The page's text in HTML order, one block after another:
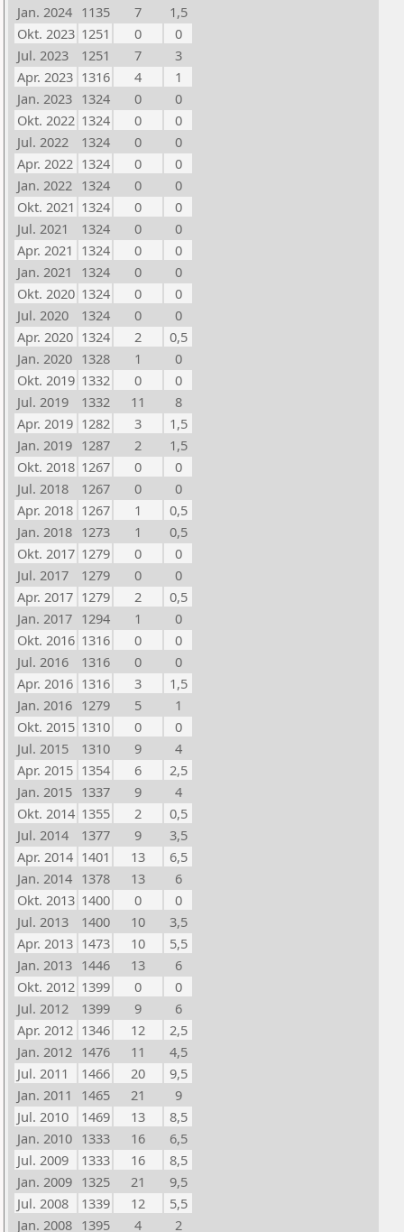
Jan. 2024 1135 7
1,5
Okt. 2023 1251 0
0
Jul. 2023
1251 7
3
Apr. 2023 1316 4
1
Jan. 2023 1324 0
0
Okt. 2022 1324 0
0
Jul. 2022
1324 0
0
Apr. 2022 1324 0
0
Jan. 2022 1324 0
0
Okt. 2021 1324 0
0
Jul. 2021
1324 0
0
Apr. 2021 1324 0
0
Jan. 2021
1324 0
0
Okt. 2020 1324 0
0
Jul. 2020
1324 0
0
Apr. 2020 1324 2
0,5
Jan. 2020 1328 1
0
Okt. 2019 1332 0
0
Jul. 2019
1332 11
8
Apr. 2019 1282 3
1,5
Jan. 2019 1287 2
1,5
Okt. 2018 1267 0
0
Jul. 2018
1267 0
0
Apr. 2018 1267 1
0,5
Jan. 2018 1273 1
0,5
Okt. 2017 1279 0
0
Jul. 2017
1279 0
0
Apr. 2017 1279 2
0,5
Jan. 2017 1294 1
0
Okt. 2016 1316 0
0
Jul. 2016
1316 0
0
Apr. 2016 1316 3
1,5
Jan. 2016 1279 5
1
Okt. 2015 1310 0
0
Jul. 2015
1310 9
4
Apr. 2015 1354 6
2,5
Jan. 2015 1337 9
4
Okt. 2014 1355 2
0,5
Jul. 2014
1377 9
3,5
Apr. 2014 1401 13
6,5
Jan. 2014 1378 13
6
Okt. 2013 1400 0
0
Jul. 2013
1400 10
3,5
Apr. 2013 1473 10
5,5
Jan. 2013 1446 13
6
Okt. 2012 1399 0
0
Jul. 2012
1399 9
6
Apr. 2012 1346 12
2,5
Jan. 2012 1476 11
4,5
Jul. 2011
1466 20
9,5
Jan. 2011
1465 21
9
Jul. 2010
1469 13
8,5
Jan. 2010 1333 16
6,5
Jul. 2009
1333 16
8,5
Jan. 2009 1325 21
9,5
Jul. 2008
1339 12
5,5
Jan. 2008 1395 4 2